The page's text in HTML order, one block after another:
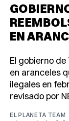
EN
El gobierno
en aranceles
ilegales en
revisado por
EL PLANETA TEAM